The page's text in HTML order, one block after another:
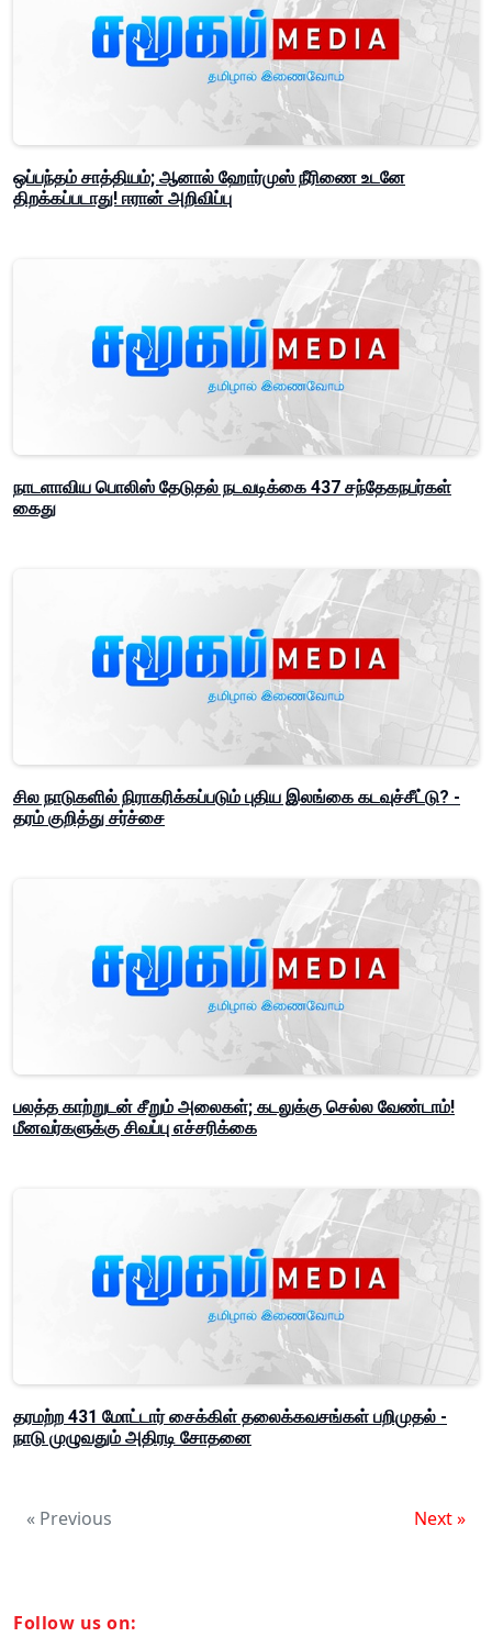
ஒப்பந்தம் சாத்தியம்; ஆனால் ஹோர்முஸ் நீரிணை உடனே
திறக்கப்படாது! ஈரான் அறிவிப்பு
நாடளாவிய பொலிஸ் தேடுதல் நடவடிக்கை 437 சந்தேகநபர்கள்
கைது
சில நாடுகளில் நிராகரிக்கப்படும் புதிய இலங்கை கடவுச்சீட்டு? -
தரம் குறித்து சர்ச்சை
பலத்த காற்றுடன் சீறும் அலைகள்; கடலுக்கு செல்ல வேண்டாம்!
மீனவர்களுக்கு சிவப்பு எச்சரிக்கை
தரமற்ற 431 மோட்டார் சைக்கிள் தலைக்கவசங்கள் பறிமுதல் -
நாடு முழுவதும் அதிரடி சோதனை
« Previous Next »
Follow us on: